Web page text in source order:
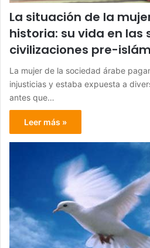
La situación de la
historia: su vida en las
civilizaciones pre-
La mujer de la sociedad árabe
injusticias y estaba expuesta a
antes que…
Leer más »